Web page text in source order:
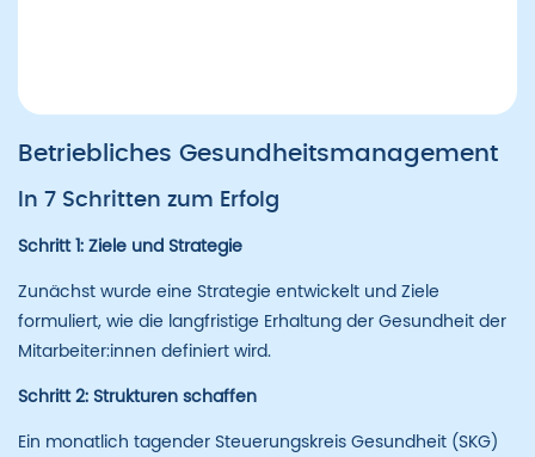
Betriebliches Gesundheitsmanagement
In 7 Schritten zum Erfolg
Schritt 1: Ziele und Strategie
Zunächst wurde eine Strategie entwickelt und Ziele
formuliert, wie die langfristige Erhaltung der Gesundheit der
Mitarbeiter:innen definiert wird.
Schritt 2: Strukturen schaffen
Ein monatlich tagender Steuerungskreis Gesundheit (SKG)